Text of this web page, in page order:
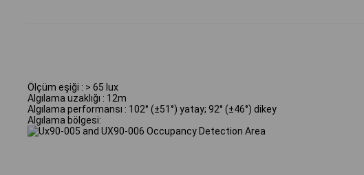
Ölçüm eşiği : > 65 lux
Algılama uzaklığı : 12m
Algılama performansı : 102° (±51°) yatay; 92° (±46°) dikey
Algılama bölgesi: